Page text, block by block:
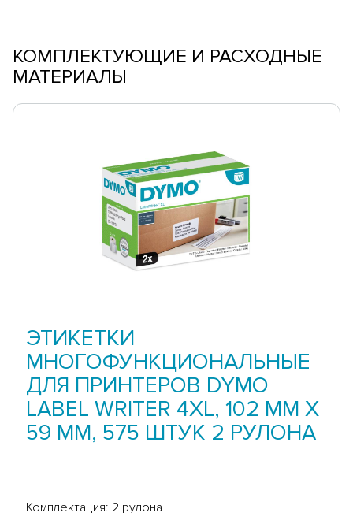
КОМПЛЕКТУЮЩИЕ И РАСХОДНЫЕ
МАТЕРИАЛЫ
ЭТИКЕТКИ
МНОГОФУНКЦИОНАЛЬНЫЕ
ДЛЯ ПРИНТЕРОВ DYMO
LABEL WRITER 4XL, 102 ММ X
59 ММ, 575 ШТУК 2 РУЛОНА
Комплектация: 2 рулона